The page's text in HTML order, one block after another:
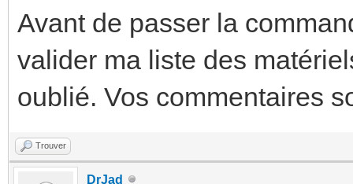
Avant de passer la
valider ma liste des
oublié. Vos commentaires
Trouver
DrJad